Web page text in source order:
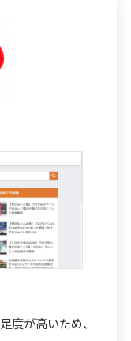
度が高いため、